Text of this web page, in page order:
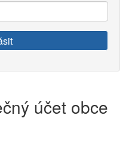
účet obce